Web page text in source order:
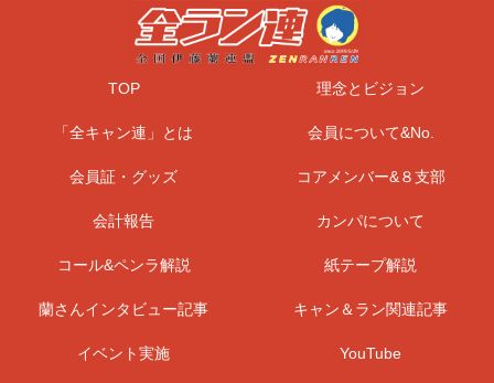
TOP 理念とビジョン
「全キャン連」とは 会員について&No.
会員証・グッズ コアメンバー&８支部
会計報告 カンパについて
コール&ペンラ解説 紙テープ解説
蘭さんインタビュー記事 キャン＆ラン関連記事
イベント実施 YouTube